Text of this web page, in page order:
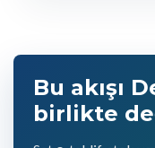
Bu akışı
birlikte